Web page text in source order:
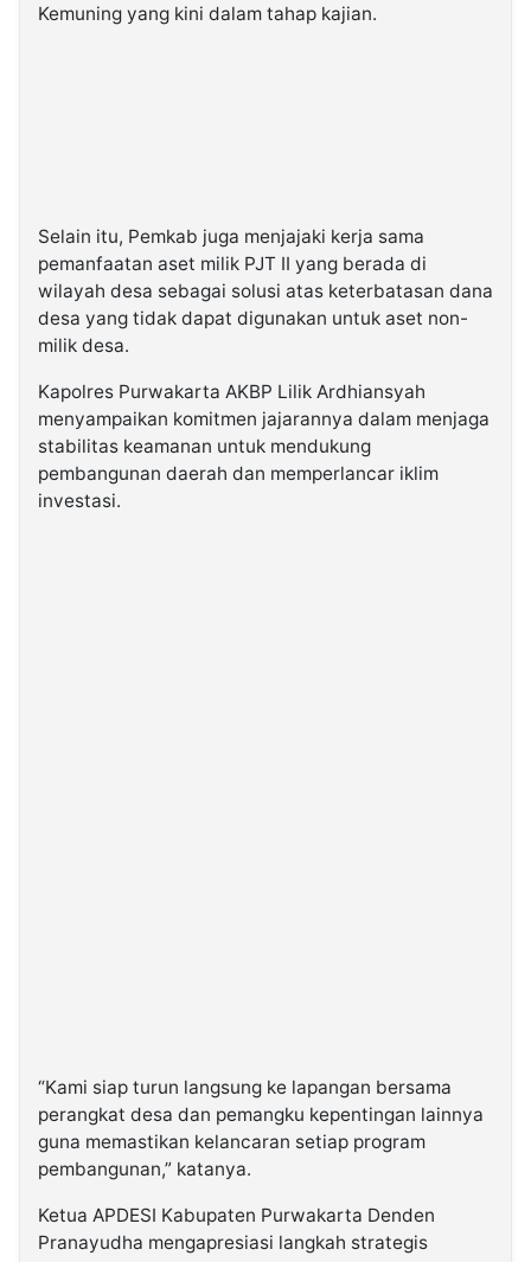
Kemuning yang kini dalam tahap kajian.
Selain itu, Pemkab juga menjajaki kerja sama
pemanfaatan aset milik PJT II yang berada di
wilayah desa sebagai solusi atas keterbatasan dana
desa yang tidak dapat digunakan untuk aset non-
milik desa.
Kapolres Purwakarta AKBP Lilik Ardhiansyah
menyampaikan komitmen jajarannya dalam menjaga
stabilitas keamanan untuk mendukung
pembangunan daerah dan memperlancar iklim
investasi.
“Kami siap turun langsung ke lapangan bersama
perangkat desa dan pemangku kepentingan lainnya
guna memastikan kelancaran setiap program
pembangunan,” katanya.
Ketua APDESI Kabupaten Purwakarta Denden
Pranayudha mengapresiasi langkah strategis